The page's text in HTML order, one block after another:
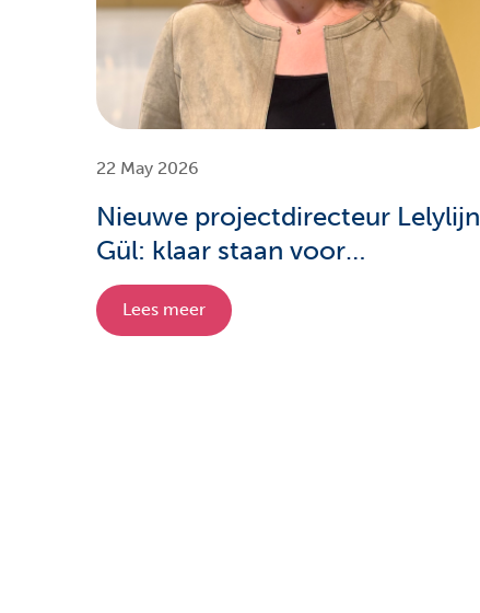
22 May 2026
Nieuwe projectdirecteur Lelylijn
Gül: klaar staan voor
verschillende scenario’s
Lees meer